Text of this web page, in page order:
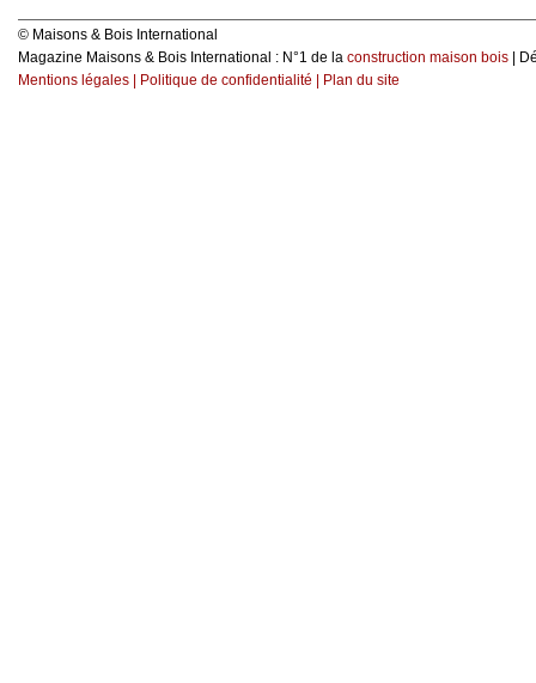
© Maisons & Bois International
Magazine Maisons & Bois International : N°1 de la construction maison bois |
Mentions légales
Politique de confidentialité Plan du site